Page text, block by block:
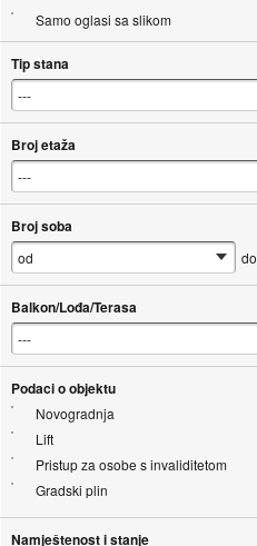
Samo oglasi sa slikom
Tip stana
Broj etaža
Broj soba
do
Balkon/Lođa/Terasa
Podaci o objektu
Novogradnja
Lift
Pristup za osobe s invaliditetom
Gradski plin
Namještenost i stanje